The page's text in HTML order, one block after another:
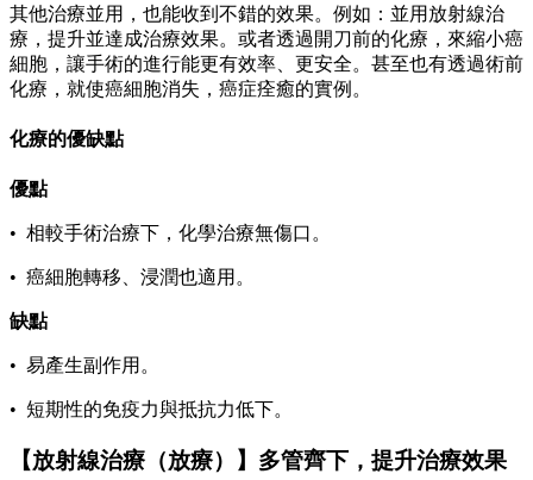
其他治療並用，也能收到不錯的效果。例如：並用放射線治
療，提升並達成治療效果。或者透過開刀前的化療，來縮小癌
細胞，讓手術的進行能更有效率、更安全。甚至也有透過術前
化療，就使癌細胞消失，癌症痊癒的實例。
化療的優缺點
優點
• 相較手術治療下，化學治療無傷口。
• 癌細胞轉移、浸潤也適用。
缺點
• 易產生副作用。
• 短期性的免疫力與抵抗力低下。
【放射線治療（放療）】多管齊下，提升治療效果